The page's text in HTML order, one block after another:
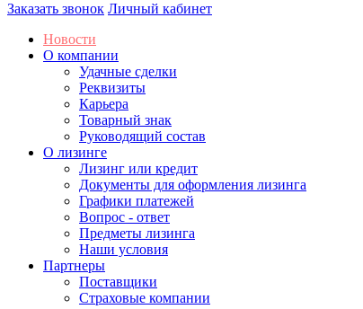
Заказать звонок Личный кабинет
Новости
О компании
Удачные сделки
Реквизиты
Карьера
Товарный знак
Руководящий состав
О лизинге
Лизинг или кредит
Документы для оформления лизинга
Графики платежей
Вопрос - ответ
Предметы лизинга
Наши условия
Партнеры
Поставщики
Страховые компании